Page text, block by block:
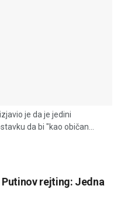
je da je jedini
da bi "kao običan...
rejting: Jedna